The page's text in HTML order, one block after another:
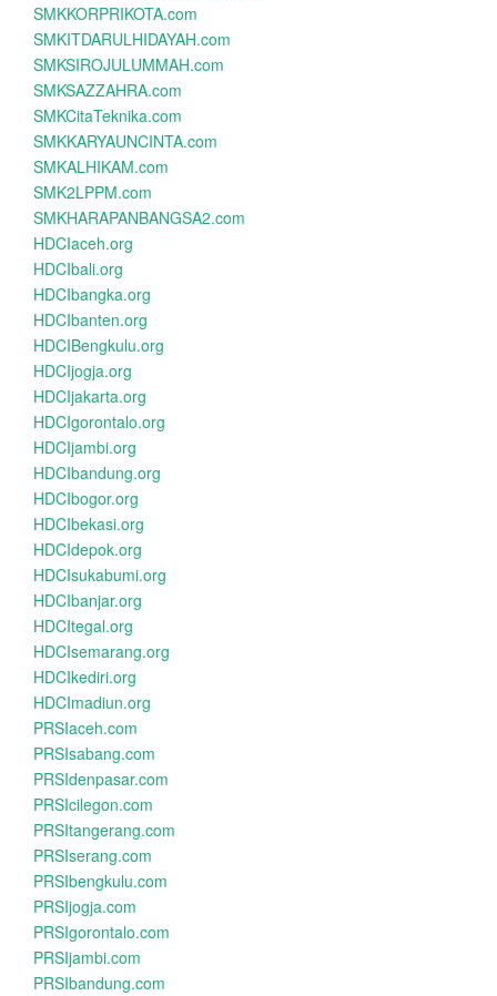
SMKKORPRIKOTA.com
SMKITDARULHIDAYAH.com
SMKSIROJULUMMAH.com
SMKSAZZAHRA.com
SMKCitaTeknika.com
SMKKARYAUNCINTA.com
SMKALHIKAM.com
SMK2LPPM.com
SMKHARAPANBANGSA2.com
HDCIaceh.org
HDCIbali.org
HDCIbangka.org
HDCIbanten.org
HDCIBengkulu.org
HDCIjogja.org
HDCIjakarta.org
HDCIgorontalo.org
HDCIjambi.org
HDCIbandung.org
HDCIbogor.org
HDCIbekasi.org
HDCIdepok.org
HDCIsukabumi.org
HDCIbanjar.org
HDCItegal.org
HDCIsemarang.org
HDCIkediri.org
HDCImadiun.org
PRSIaceh.com
PRSIsabang.com
PRSIdenpasar.com
PRSIcilegon.com
PRSItangerang.com
PRSIserang.com
PRSIbengkulu.com
PRSIjogja.com
PRSIgorontalo.com
PRSIjambi.com
PRSIbandung.com